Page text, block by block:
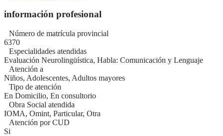
información profesional
Número de matrícula provincial
6370
Especialidades atendidas
Evaluación Neurolingüística, Habla: Comunicación y Lenguaje
Atención a
Niños, Adolescentes, Adultos mayores
Tipo de atención
En Domicilio, En consultorio
Obra Social atendida
IOMA, Omint, Particular, Otra
Atención por CUD
Si